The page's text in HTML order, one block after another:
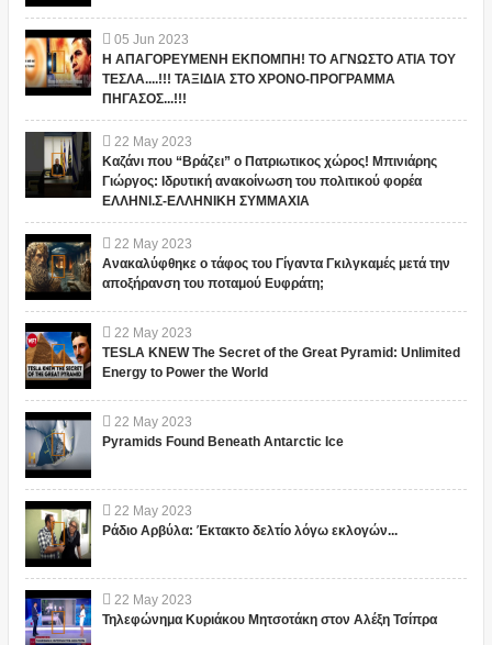
05 Jun 2023
Η ΑΠΑΓΟΡΕΥΜΕΝΗ ΕΚΠΟΜΠΗ! ΤΟ ΑΓΝΩΣΤΟ ΑΤΙΑ ΤΟΥ
ΤΕΣΛΑ....!!! ΤΑΞΙΔΙΑ ΣΤΟ ΧΡΟΝΟ-ΠΡΟΓΡΑΜΜΑ
ΠΗΓΑΣΟΣ...!!!
22 May 2023
Καζάνι που “Βράζει” ο Πατριωτικος χώρος! Μπινιάρης
Γιώργος: Ιδρυτική ανακοίνωση του πολιτικού φορέα
ΕΛΛΗΝΙ.Σ-ΕΛΛΗΝΙΚΗ ΣΥΜΜΑΧΙΑ
22 May 2023
Ανακαλύφθηκε ο τάφος του Γίγαντα Γκιλγκαμές μετά την
αποξήρανση του ποταμού Ευφράτη;
22 May 2023
TESLA KNEW The Secret of the Great Pyramid: Unlimited
Energy to Power the World
22 May 2023
Pyramids Found Beneath Antarctic Ice
22 May 2023
Ράδιο Αρβύλα: Έκτακτο δελτίο λόγω εκλογών...
22 May 2023
Τηλεφώνημα Κυριάκου Μητσοτάκη στον Αλέξη Τσίπρα